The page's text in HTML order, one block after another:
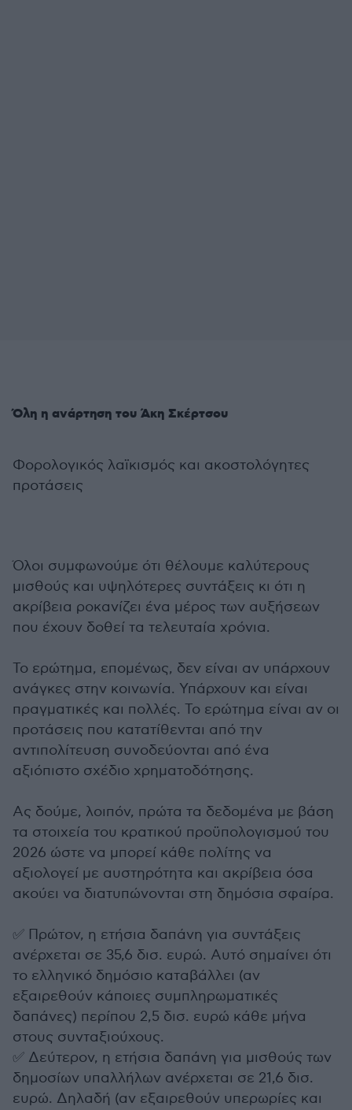
Όλη η ανάρτηση του Άκη Σκέρτσου
Φορολογικός λαϊκισμός και ακοστολόγητες
προτάσεις
Όλοι συμφωνούμε ότι θέλουμε καλύτερους
μισθούς και υψηλότερες συντάξεις κι ότι η
ακρίβεια ροκανίζει ένα μέρος των αυξήσεων
που έχουν δοθεί τα τελευταία χρόνια.
Το ερώτημα, επομένως, δεν είναι αν υπάρχουν
ανάγκες στην κοινωνία. Υπάρχουν και είναι
πραγματικές και πολλές. Το ερώτημα είναι αν οι
προτάσεις που κατατίθενται από την
αντιπολίτευση συνοδεύονται από ένα
αξιόπιστο σχέδιο χρηματοδότησης.
Ας δούμε, λοιπόν, πρώτα τα δεδομένα με βάση
τα στοιχεία του κρατικού προϋπολογισμού του
2026 ώστε να μπορεί κάθε πολίτης να
αξιολογεί με αυστηρότητα και ακρίβεια όσα
ακούει να διατυπώνονται στη δημόσια σφαίρα.
✅ Πρώτον, η ετήσια δαπάνη για συντάξεις
ανέρχεται σε 35,6 δισ. ευρώ. Αυτό σημαίνει ότι
το ελληνικό δημόσιο καταβάλλει (αν
εξαιρεθούν κάποιες συμπληρωματικές
δαπάνες) περίπου 2,5 δισ. ευρώ κάθε μήνα
στους συνταξιούχους.
✅ Δεύτερον, η ετήσια δαπάνη για μισθούς των
δημοσίων υπαλλήλων ανέρχεται σε 21,6 δισ.
ευρώ. Δηλαδή (αν εξαιρεθούν υπερωρίες και